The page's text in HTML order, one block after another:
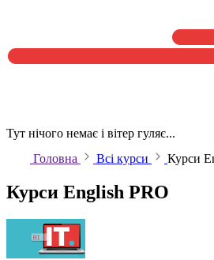
Тут нічого немає і вітер гуляє...
Головна
Всі курси Курси
Курси English PRO